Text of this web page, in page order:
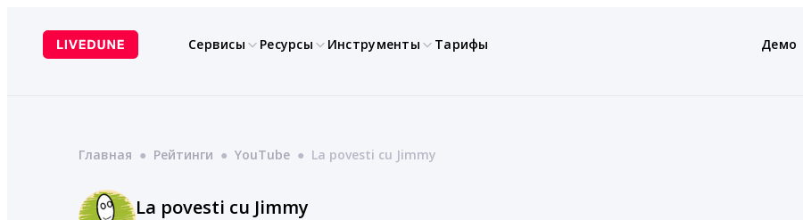
содержимому
Сервисы Ресурсы Инструменты Тарифы Демо
Главная ● Рейтинги ● YouTube ● La povesti cu Jimmy
La povesti cu Jimmy